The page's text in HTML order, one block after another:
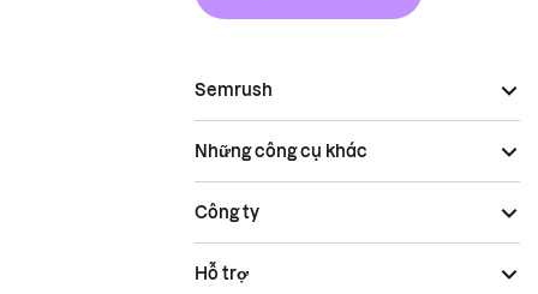
Semrush
Những công cụ khác
Công ty
Hỗ trợ